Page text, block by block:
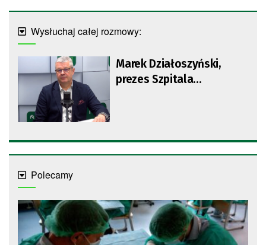
Wysłuchaj całej rozmowy:
Marek Działoszyński,
prezes Szpitala
Polecamy